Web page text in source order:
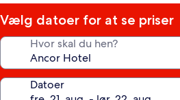
Vælg datoer for at se priser
Hvor skal du hen?
Datoer